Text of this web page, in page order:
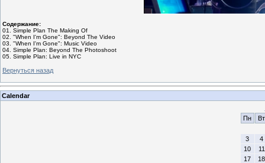
Содержание:
01. Simple Plan The Making Of
02. "When I'm Gone": Beyond The Video
03. "When I'm Gone": Music Video
04. Simple Plan: Beyond The Photoshoot
05. Simple Plan: Live in NYC
Вернуться назад
Calendar
Пн
Вт
3
4
10
11
17
18